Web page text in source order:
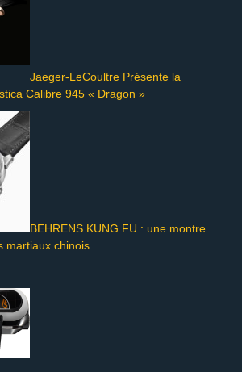
Jaeger-LeCoultre Présente la
Calibre 945 « Dragon »
BEHRENS KUNG FU : une montre
martiaux chinois